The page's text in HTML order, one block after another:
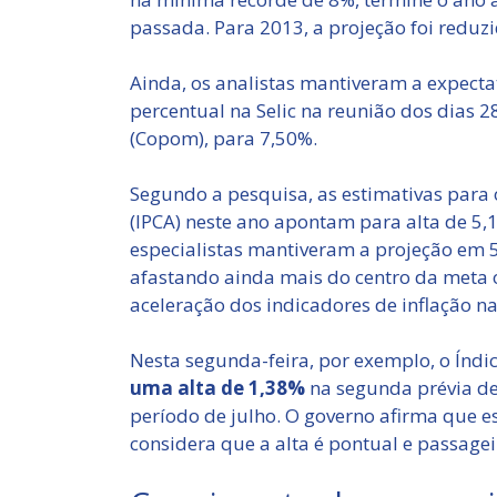
passada. Para 2013, a projeção foi
Ainda, os analistas mantiveram a
percentual na Selic na reunião dos dias
(Copom), para 7,50%.
Segundo a pesquisa, as estimativas
(IPCA) neste ano apontam para alta de
especialistas mantiveram a projeção em
afastando ainda mais do centro da
aceleração dos indicadores de inflação
Nesta segunda-feira, por exemplo, o
uma alta de 1,38% na segunda prévia
período de julho. O governo afirma que
considera que a alta é pontual e